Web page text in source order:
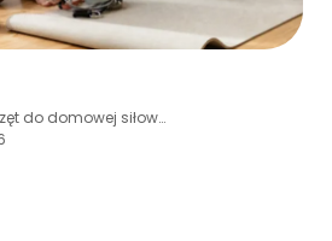
Sprzęt do domowej siłowni: co kupić na start i jak trenować w domu